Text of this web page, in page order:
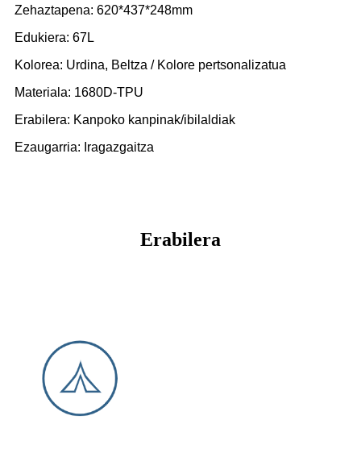
Zehaztapena: 620*437*248mm
Edukiera: 67L
Kolorea: Urdina, Beltza / Kolore pertsonalizatua
Materiala: 1680D-TPU
Erabilera: Kanpoko kanpinak/ibilaldiak
Ezaugarria: Iragazgaitza
Erabilera